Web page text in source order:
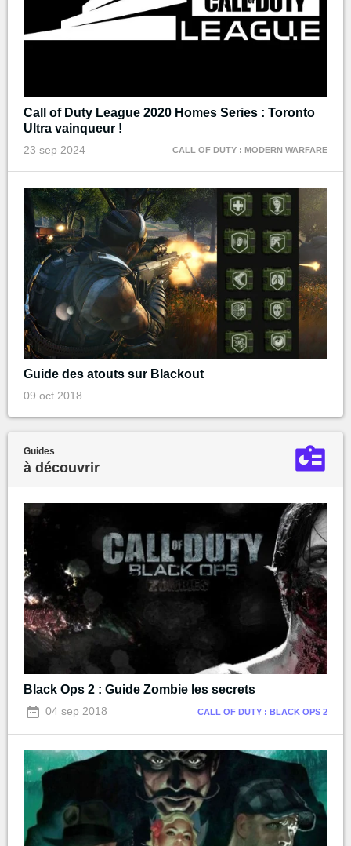
Call of Duty League 2020 Homes Series : Toronto
Ultra vainqueur !
23 sep 2024 CALL OF DUTY : MODERN WARFARE
Guide des atouts sur Blackout
09 oct 2018
Guides
à découvrir
Black Ops 2 : Guide Zombie les secrets
04 sep 2018 CALL OF DUTY : BLACK OPS 2